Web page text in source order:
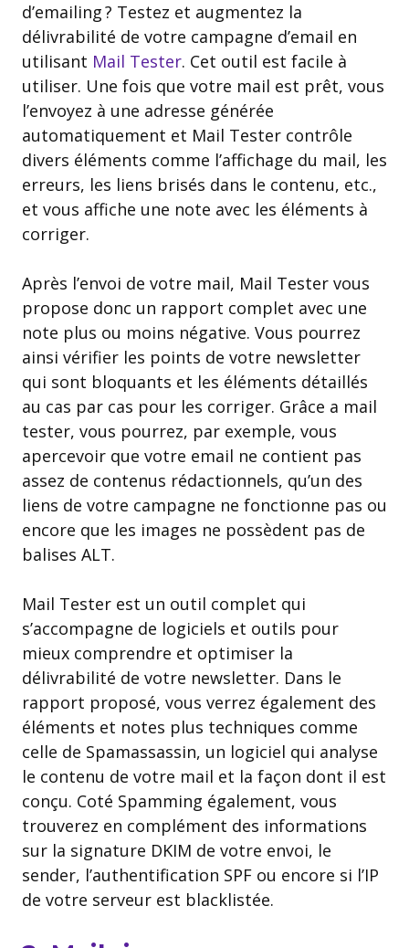
d’emailing ? Testez et augmentez la
délivrabilité de votre campagne d’email en
utilisant Mail Tester. Cet outil est facile à
utiliser. Une fois que votre mail est prêt, vous
l’envoyez à une adresse générée
automatiquement et Mail Tester contrôle
divers éléments comme l’affichage du mail, les
erreurs, les liens brisés dans le contenu, etc.,
et vous affiche une note avec les éléments à
corriger.
Après l’envoi de votre mail, Mail Tester vous
propose donc un rapport complet avec une
note plus ou moins négative. Vous pourrez
ainsi vérifier les points de votre newsletter
qui sont bloquants et les éléments détaillés
au cas par cas pour les corriger. Grâce a mail
tester, vous pourrez, par exemple, vous
apercevoir que votre email ne contient pas
assez de contenus rédactionnels, qu’un des
liens de votre campagne ne fonctionne pas ou
encore que les images ne possèdent pas de
balises ALT.
Mail Tester est un outil complet qui
s’accompagne de logiciels et outils pour
mieux comprendre et optimiser la
délivrabilité de votre newsletter. Dans le
rapport proposé, vous verrez également des
éléments et notes plus techniques comme
celle de Spamassassin, un logiciel qui analyse
le contenu de votre mail et la façon dont il est
conçu. Coté Spamming également, vous
trouverez en complément des informations
sur la signature DKIM de votre envoi, le
sender, l’authentification SPF ou encore si l’IP
de votre serveur est blacklistée.